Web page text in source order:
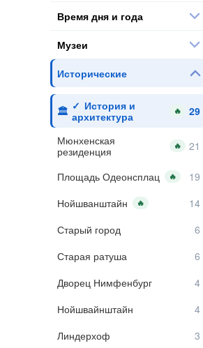
Время дня и года
Музеи
Исторические
История и
архитектура
🔥
Мюнхенская
резиденция
🔥
Площадь Одеонсплац 🔥
Нойшванштайн 🔥
Старый город
Старая ратуша
Дворец Нимфенбург
Нойшвайнштайн
Линдерхоф